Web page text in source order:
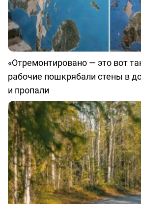
«Отремонтировано — это вот
рабочие пошкрябали стены в
и пропали